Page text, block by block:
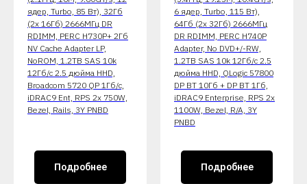
ядер, Turbo, 85 Вт), 32Гб
(2x 16Гб) 2666МГц DR
RDIMM, PERC H730P+ 2Гб
NV Cache Adapter LP,
NoROM, 1.2TB SAS 10k
12Гб/c 2.5 дюйма HHD,
Broadcom 5720 QP 1Гб/c,
iDRAC9 Ent, RPS 2x 750W,
Bezel, Rails, 3Y PNBD
Подробнее
6 ядер, Turbo, 115 Вт),
64Гб (2x 32Гб) 2666МГц
DR RDIMM, PERC H740P
Adapter, No DVD+/-RW,
1.2TB SAS 10k 12Гб/c 2.5
дюйма HHD, QLogic 57800
DP BT 10Гб + DP BT 1Гб,
iDRAC9 Enterprise, RPS 2x
1100W, Bezel, R/A, 3Y
PNBD
Подробнее